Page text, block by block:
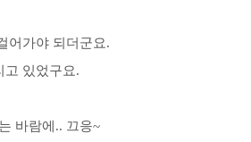
어가야 되더군요.
고 있었구요.
바람에.. 끄응~